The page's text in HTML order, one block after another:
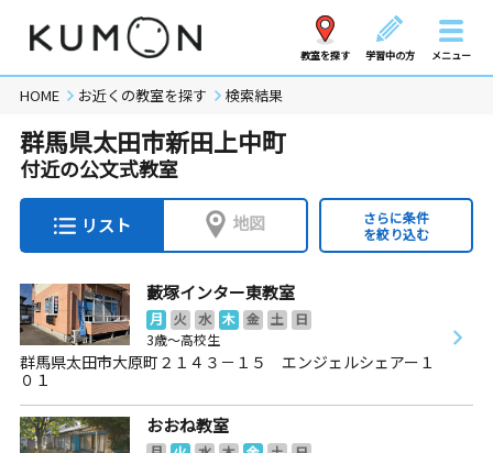
教室を探す 学習中の方 メニュー
HOME お近くの教室を探す 検索結果
群馬県太田市新田上中町
付近の公文式教室
リスト 地図
さらに条件
を絞り込む
藪塚インター東教室
月 火 水 木 金 土
日
3歳～高校生
群馬県太田市大原町２１４３－１５ エンジェルシェアー１
０１
おおね教室